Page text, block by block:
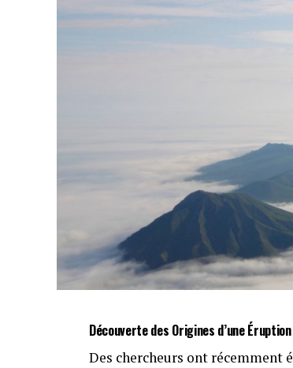
Découverte des Origines d’une
Des chercheurs ont récemment